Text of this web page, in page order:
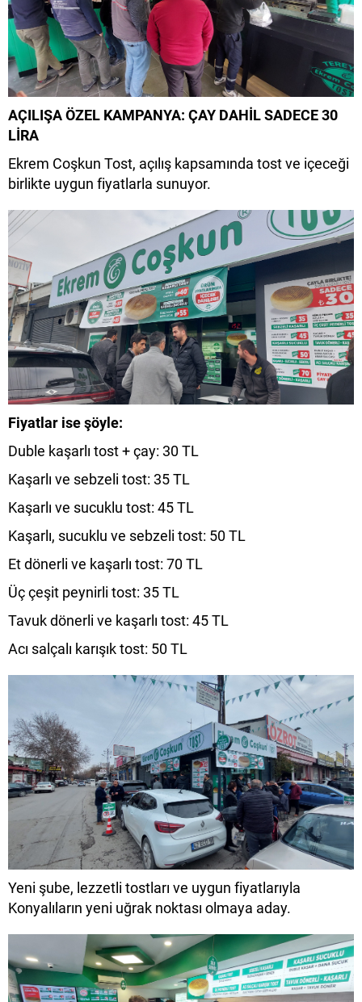
AÇILIŞA ÖZEL KAMPANYA: ÇAY DAHİL SADECE 30
LİRA
Ekrem Coşkun Tost, açılış kapsamında tost ve içeceği
birlikte uygun fiyatlarla sunuyor.
Fiyatlar ise şöyle:
Duble kaşarlı tost + çay: 30 TL
Kaşarlı ve sebzeli tost: 35 TL
Kaşarlı ve sucuklu tost: 45 TL
Kaşarlı, sucuklu ve sebzeli tost: 50 TL
Et dönerli ve kaşarlı tost: 70 TL
Üç çeşit peynirli tost: 35 TL
Tavuk dönerli ve kaşarlı tost: 45 TL
Acı salçalı karışık tost: 50 TL
Yeni şube, lezzetli tostları ve uygun fiyatlarıyla
Konyalıların yeni uğrak noktası olmaya aday.